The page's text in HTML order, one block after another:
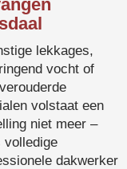
lekkages,
vocht of
volstaat een
niet meer –
volledige
dakwerker